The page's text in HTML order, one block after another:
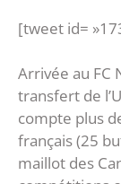
[tweet id=
Arrivée au FC
transfert de
compte plus
français (25
maillot des